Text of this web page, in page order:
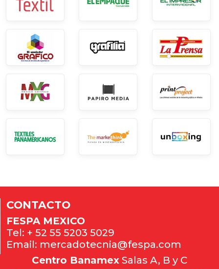
CONTACTO
FESPA MEXICO
Tel: + 52 55 5203 5029
Email: mercadotecnia@fespa.com
Centro Banamex Salas A, B y C